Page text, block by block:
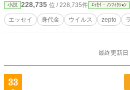
小説 228,735 位 / 228,735件 ｴｯｾｲ・ﾉﾝﾌｨｸｼｮﾝ
エッセイ 身代金 ウイルス zepto
最終更新
33